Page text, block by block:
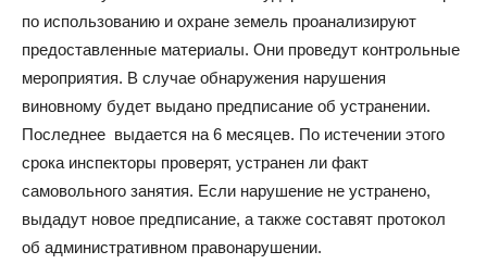
по использованию и охране земель проанализируют
предоставленные материалы. Они проведут контрольные
мероприятия. В случае обнаружения нарушения
виновному будет выдано предписание об устранении.
Последнее выдается на 6 месяцев. По истечении этого
срока инспекторы проверят, устранен ли факт
самовольного занятия. Если нарушение не устранено,
выдадут новое предписание, а также составят протокол
об административном правонарушении.